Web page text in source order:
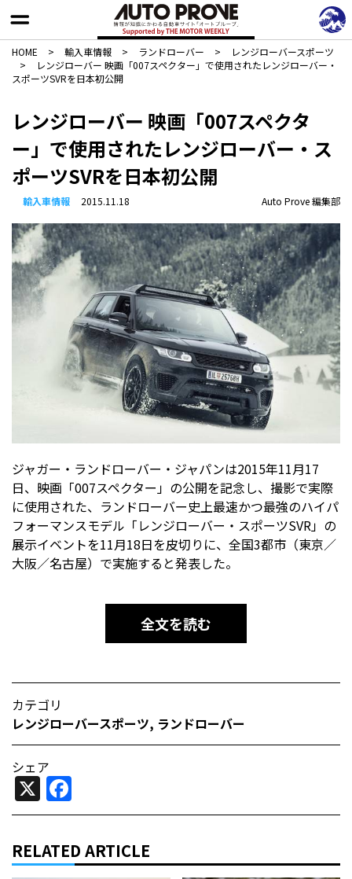
HOME > 輸入車情報 > ランドローバー >
レンジローバースポーツ
>
レンジローバー 映画「007スペクター」で使用されたレンジローバー・
スポーツSVRを日本初公開
レンジローバー 映画「007スペクタ
ー」で使用されたレンジローバー・ス
ポーツSVRを日本初公開
輸入車情報 2015.11.18 Auto Prove 編集部
ジャガー・ランドローバー・ジャパンは2015年11月17
日、映画「007スペクター」の公開を記念し、撮影で実際
に使用された、ランドローバー史上最速かつ最強のハイパ
フォーマンスモデル「レンジローバー・スポーツSVR」の
展示イベントを11月18日を皮切りに、全国3都市（東京／
大阪／名古屋）で実施すると発表した。
全文を読む
カテゴリ
レンジローバースポーツ, ランドローバー
シェア
X
RELATED ARTICLE